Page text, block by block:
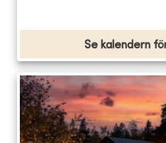
Se kalendern